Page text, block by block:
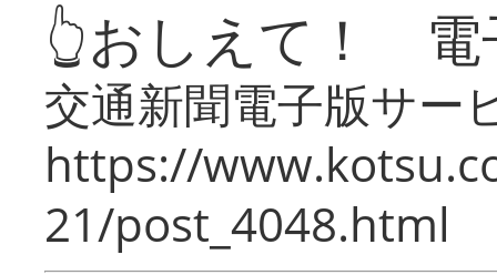
👆おしえて！ 電
交通新聞電子版サー
https://
21/post_4048.html